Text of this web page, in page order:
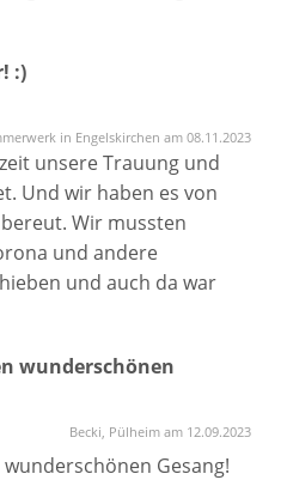
und auch da war
hat diese
sehr glücklich ihn an dem
:) Wir können ihn wirklich
empfehlen!
wunderschönen
Becki, Pülheim am 12.09.2023
Gesang!
konnten die Tränen
war sehr bewegend und
war die
von Dir ein absoluter
empfehlen und sind
wir Dich bei unserer
ein herzlicher Mensch
Kim, Ratingen am 16.07.2023
der Trauung und des